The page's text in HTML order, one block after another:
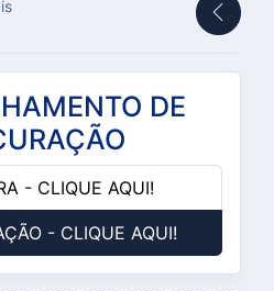
DE
- CLIQUE AQUI!
- CLIQUE AQUI!